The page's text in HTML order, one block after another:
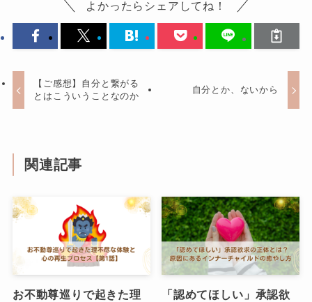
よかったらシェアしてね！
【ご感想】自分と繋がる
とはこういうことなのか
自分とか、ないから
関連記事
お不動尊巡りで起きた理
「認めてほしい」承認欲